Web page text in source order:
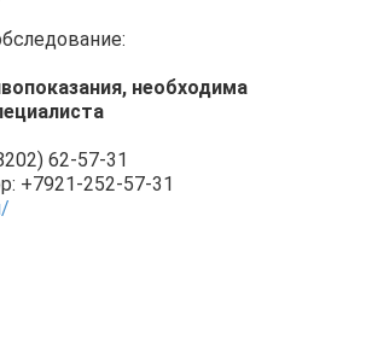
необходима
62-57-31
+7921-252-57-31